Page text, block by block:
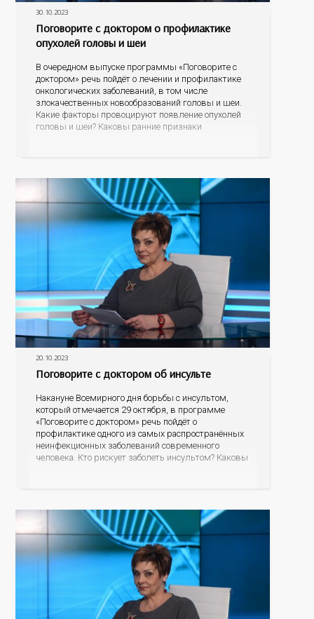
30.10.2023
Поговорите с доктором о профилактике
опухолей головы и шеи
В очередном выпуске программы «Поговорите с
доктором» речь пойдёт о лечении и профилактике
онкологических заболеваний, в том числе
злокачественных новообразований головы и шеи.
Какие факторы провоцируют появление опухолей
головы и шеи? Каковы ранние признаки
20.10.2023
Поговорите с доктором об инсульте
Накануне Всемирного дня борьбы с инсультом,
который отмечается 29 октября, в программе
«Поговорите с доктором» речь пойдёт о
профилактике одного из самых распространённых
неинфекционных заболеваний современного
человека. Кто рискует заболеть инсультом? Каковы